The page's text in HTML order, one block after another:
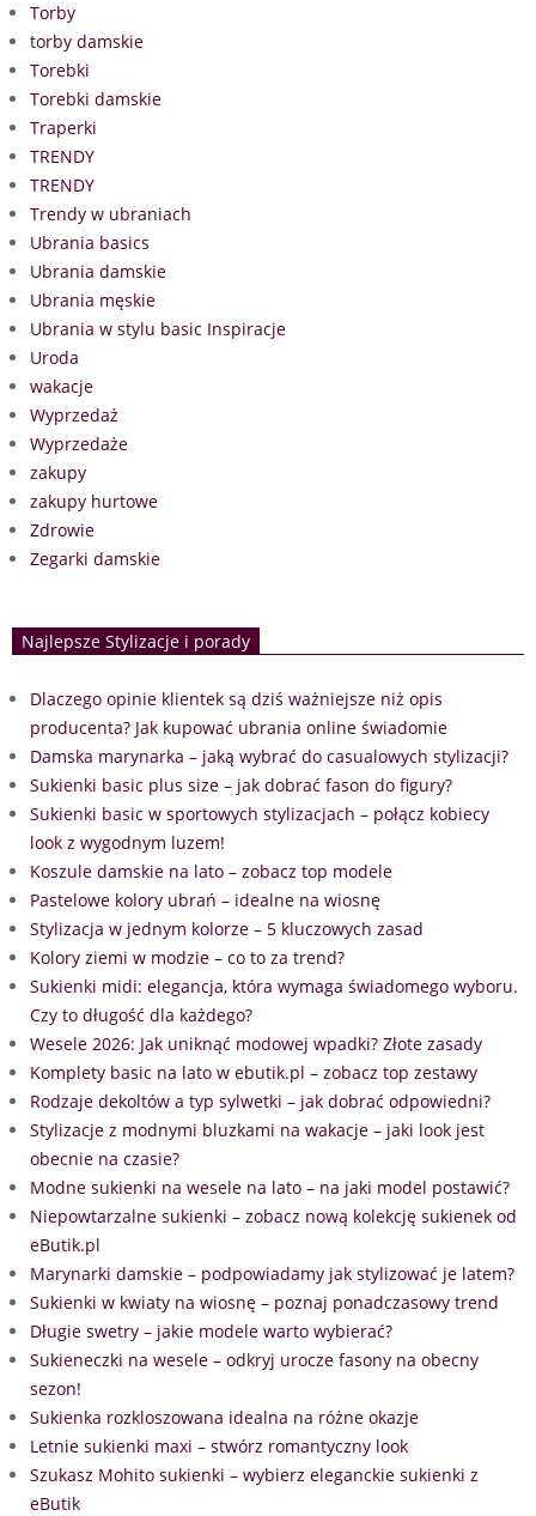
Torby
torby damskie
Torebki
Torebki damskie
Traperki
TRENDY
TRENDY
Trendy w ubraniach
Ubrania basics
Ubrania damskie
Ubrania męskie
Ubrania w stylu basic Inspiracje
Uroda
wakacje
Wyprzedaż
Wyprzedaże
zakupy
zakupy hurtowe
Zdrowie
Zegarki damskie
Najlepsze Stylizacje i porady
Dlaczego opinie klientek są dziś ważniejsze niż opis
producenta? Jak kupować ubrania online świadomie
Damska marynarka – jaką wybrać do casualowych stylizacji?
Sukienki basic plus size – jak dobrać fason do figury?
Sukienki basic w sportowych stylizacjach – połącz kobiecy
look z wygodnym luzem!
Koszule damskie na lato – zobacz top modele
Pastelowe kolory ubrań – idealne na wiosnę
Stylizacja w jednym kolorze – 5 kluczowych zasad
Kolory ziemi w modzie – co to za trend?
Sukienki midi: elegancja, która wymaga świadomego wyboru.
Czy to długość dla każdego?
Wesele 2026: Jak uniknąć modowej wpadki? Złote zasady
Komplety basic na lato w ebutik.pl – zobacz top zestawy
Rodzaje dekoltów a typ sylwetki – jak dobrać odpowiedni?
Stylizacje z modnymi bluzkami na wakacje – jaki look jest
obecnie na czasie?
Modne sukienki na wesele na lato – na jaki model postawić?
Niepowtarzalne sukienki – zobacz nową kolekcję sukienek od
eButik.pl
Marynarki damskie – podpowiadamy jak stylizować je latem?
Sukienki w kwiaty na wiosnę – poznaj ponadczasowy trend
Długie swetry – jakie modele warto wybierać?
Sukieneczki na wesele – odkryj urocze fasony na obecny
sezon!
Sukienka rozkloszowana idealna na różne okazje
Letnie sukienki maxi – stwórz romantyczny look
Szukasz Mohito sukienki – wybierz eleganckie sukienki z
eButik